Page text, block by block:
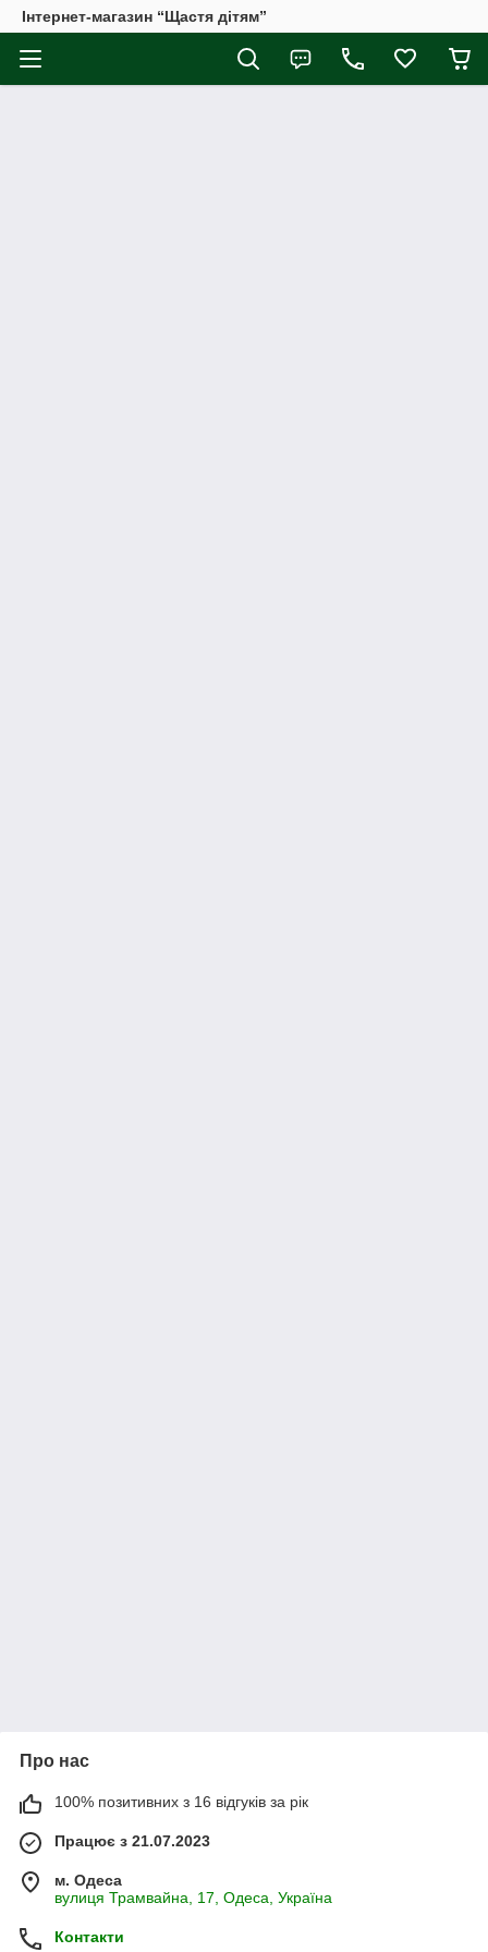
Інтернет-магазин “Щастя дітям”
Про нас
100% позитивних з 16 відгуків за рік
Працює з 21.07.2023
м. Одеса
вулиця Трамвайна, 17, Одеса, Україна
Контакти